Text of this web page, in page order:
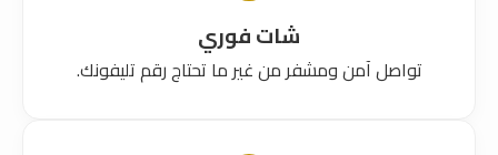
شات فوري
تواصل آمن ومشفر من غير ما تحتاج رقم تليفونك.